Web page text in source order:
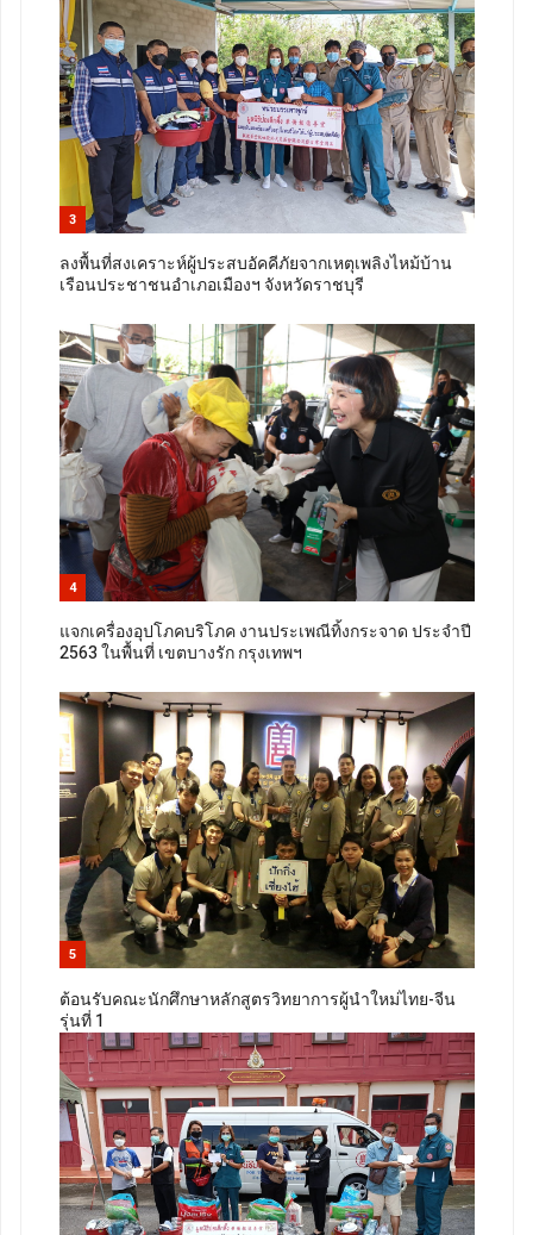
3
ลงพื้นที่สงเคราะห์ผู้ประสบอัคคีภัยจากเหตุเพลิงไหม้บ้าน
เรือนประชาชนอำเภอเมืองฯ จังหวัดราชบุรี
4
แจกเครื่องอุปโภคบริโภค งานประเพณีทิ้งกระจาด ประจำปี
2563 ในพื้นที่ เขตบางรัก กรุงเทพฯ
5
ต้อนรับคณะนักศึกษาหลักสูตรวิทยาการผู้นำใหม่ไทย-จีน
รุ่นที่ 1